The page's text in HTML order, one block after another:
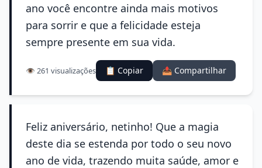
ano você encontre ainda mais motivos
para sorrir e que a felicidade esteja
sempre presente em sua vida.
👁️ 261 visualizações 📋 Copiar 📤 Compartilhar
Feliz aniversário, netinho! Que a magia
deste dia se estenda por todo o seu novo
ano de vida, trazendo muita saúde, amor e